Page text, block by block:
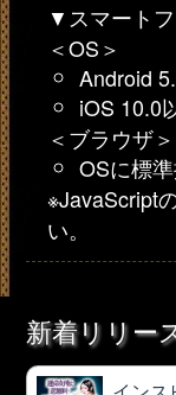
▼スマート
＜OS＞
Android
iOS 10.0
＜ブラウザ＞
OSに標
※JavaScript
い。
新着リリー